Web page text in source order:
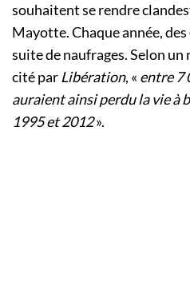
souhaitent se rendre
Mayotte. Chaque année,
suite de naufrages. Selon
cité parLibération, « entre 7
auraient ainsi perdu la vie à
1995 et 2012».